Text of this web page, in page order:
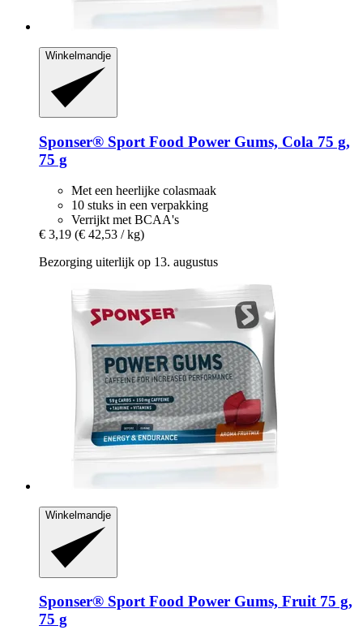
Winkelmandje
Sponser® Sport Food Power Gums, Cola 75 g,
75 g
Met een heerlijke colasmaak
10 stuks in een verpakking
Verrijkt met BCAA's
€ 3,19 (€ 42,53 / kg)
Bezorging uiterlijk op 13. augustus
Winkelmandje
Sponser® Sport Food Power Gums, Fruit 75 g,
75 g